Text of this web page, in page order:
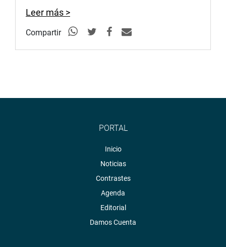
Leer más >
Compartir
PORTAL
Inicio
Noticias
Contrastes
Agenda
Editorial
Damos Cuenta